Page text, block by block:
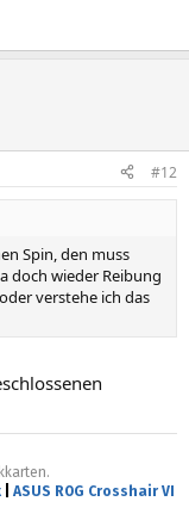
#12
Spin, den muss
doch wieder Reibung
verstehe ich das
| ASUS ROG Crosshair VI